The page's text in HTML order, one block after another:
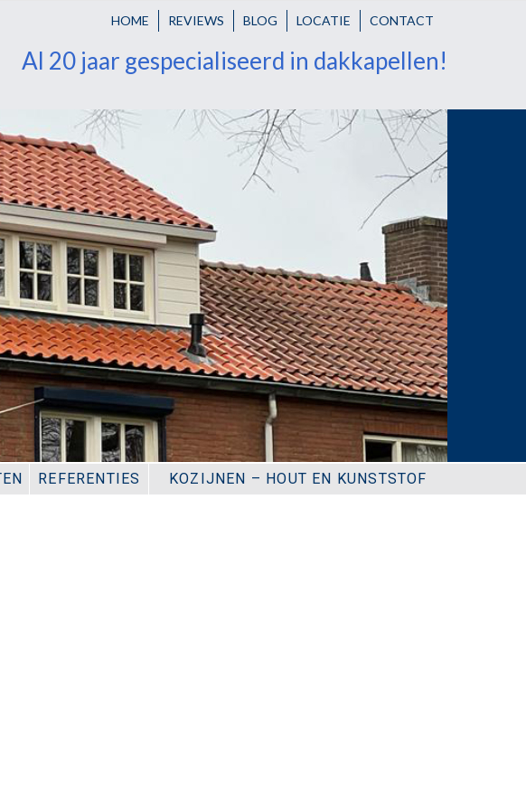
HOME REVIEWS BLOG LOCATIE CONTACT
Al 20 jaar gespecialiseerd in dakkapellen!
REFERENTIES KOZIJNEN – HOUT EN KUNSTSTOF